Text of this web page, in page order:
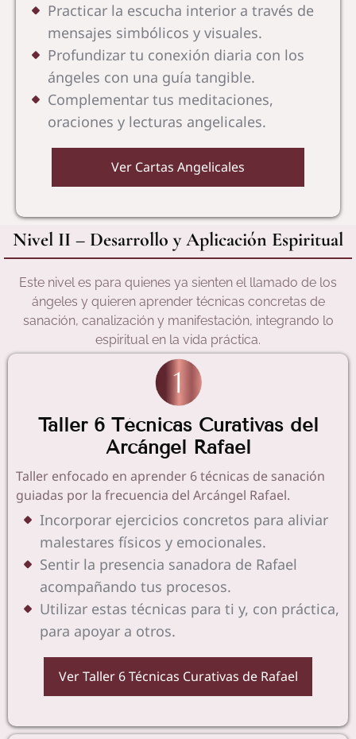
Practicar la escucha interior a través de
mensajes simbólicos y visuales.
Profundizar tu conexión diaria con los
ángeles con una guía tangible.
Complementar tus meditaciones,
oraciones y lecturas angelicales.
Ver Cartas Angelicales
Nivel II – Desarrollo y Aplicación Espiritual
Este nivel es para quienes ya sienten el llamado de los
ángeles y quieren aprender técnicas concretas de
sanación, canalización y manifestación, integrando lo
espiritual en la vida práctica.
Taller 6 Técnicas Curativas del
Arcángel Rafael
Taller enfocado en aprender 6 técnicas de sanación
guiadas por la frecuencia del Arcángel Rafael.
Incorporar ejercicios concretos para aliviar
malestares físicos y emocionales.
Sentir la presencia sanadora de Rafael
acompañando tus procesos.
Utilizar estas técnicas para ti y, con práctica,
para apoyar a otros.
Ver Taller 6 Técnicas Curativas de Rafael